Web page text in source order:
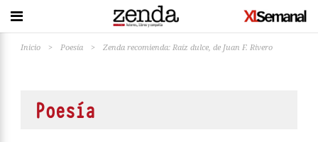
Inicio > Poesía > Zenda recomienda: Raíz dulce, de Juan F. Rivero
Poesía